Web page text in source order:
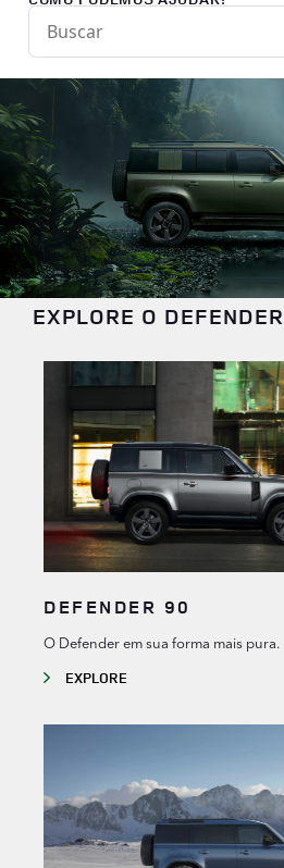
Conduct a search
EXPLORE O DEFENDER
DEFENDER 90
O Defender em sua forma mais pura.
EXPLORE